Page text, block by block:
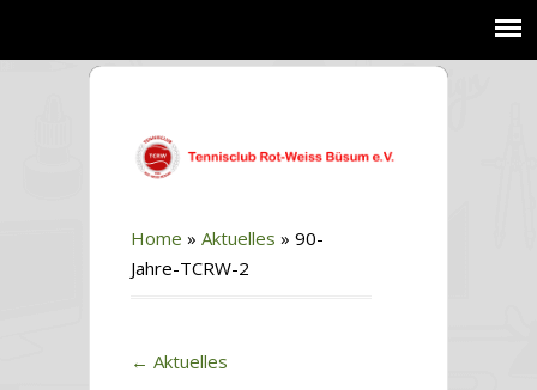
Home » Aktuelles » 90-
Jahre-TCRW-2
← Aktuelles